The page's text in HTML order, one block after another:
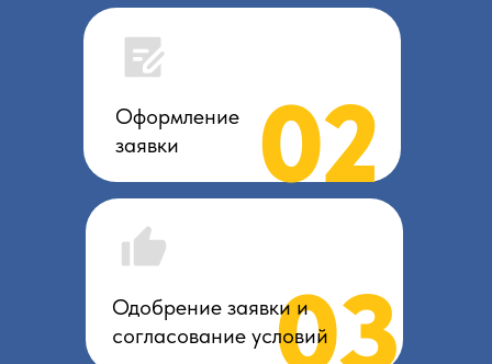
02
Оформление
заявки
03
Одобрение заявки и
согласование условий